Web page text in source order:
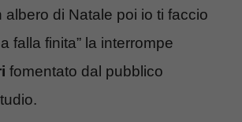
albero di Natale poi io ti faccio
falla finita” la interrompe
fomentato dal pubblico